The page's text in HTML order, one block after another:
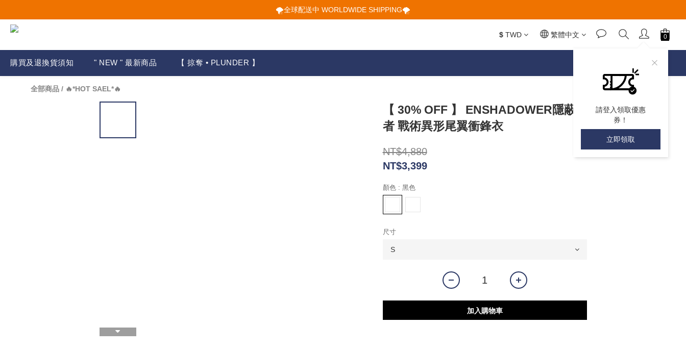
🌪️全球配送中 WORLDWIDE SHIPPING🌪️
🌪️全球配送中 WORLDWIDE SHIPPING🌪️
🌪️全球配送中 WORLDWIDE SHIPPING🌪️
$ TWD 繁體中文
請登入領取優惠
券！
立即領取
購買及退換貨須知 " NEW " 最新商品 【 掠奪 • PLUNDER 】
全部商品 / 🔥*HOT SAEL*🔥
【 30% OFF 】 ENSHADOWER隱蔽
者 戰術異形尾翼衝鋒衣
NT$4,880
NT$3,399
顏色 : 黑色
尺寸
加入購物車